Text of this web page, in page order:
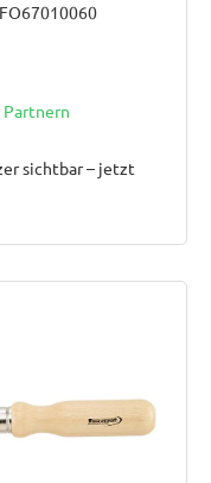
sichtbar – jetzt